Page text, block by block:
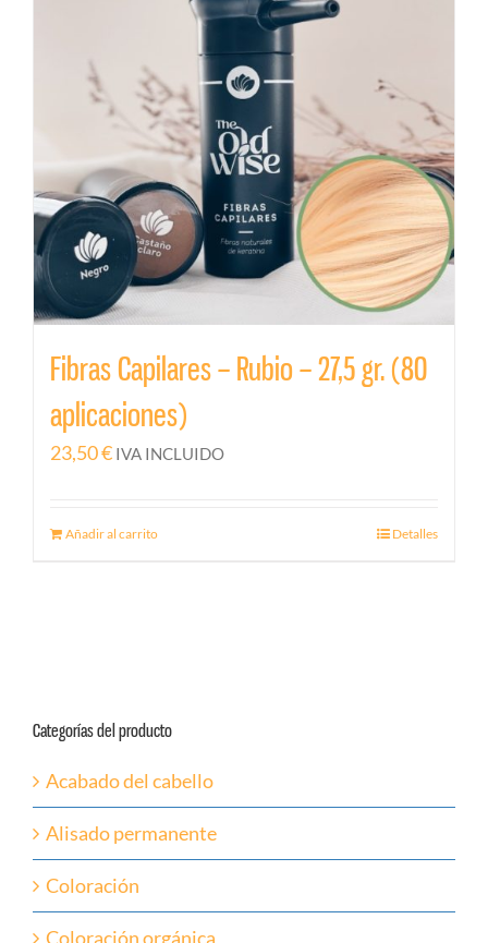
Fibras Capilares – Rubio – 27,5 gr. (80
aplicaciones)
23,50€ IVA INCLUIDO
Añadir al carrito Detalles
Categorías del producto
Acabado del cabello
Alisado permanente
Coloración
Coloración orgánica